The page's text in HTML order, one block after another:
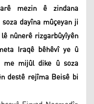
mezin ê zindana
dayîna mûçeyan ji
nûnerê rizgarbûyîyên
Iraqê bêhêvî ye û
mijûl dike û soza
destê rejîma Beisê bi